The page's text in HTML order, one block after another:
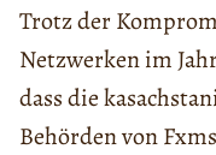
Trotz der
Netzwerken im
dass die
Behörden von